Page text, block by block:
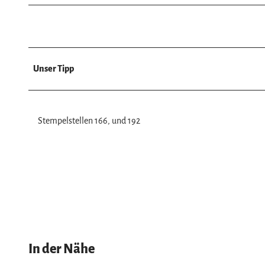
Unser Tipp
Stempelstellen 166, und 192
In der Nähe